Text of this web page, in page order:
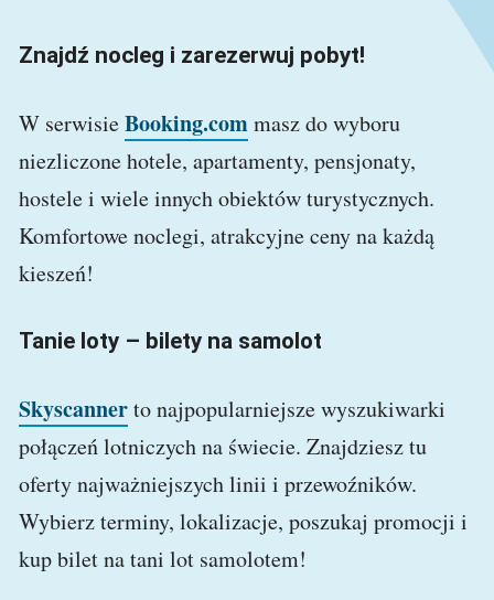
Znajdź nocleg i zarezerwuj pobyt!
W serwisieBooking.commasz do wyboru
niezliczone hotele, apartamenty, pensjonaty,
hostele i wiele innych obiektów turystycznych.
Komfortowe noclegi, atrakcyjne ceny na każdą
kieszeń!
Tanie loty – bilety na samolot
Skyscannerto najpopularniejsze wyszukiwarki
połączeń lotniczych na świecie. Znajdziesz tu
oferty najważniejszych linii i przewoźników.
Wybierz terminy, lokalizacje, poszukaj promocji i
kup bilet na tani lot samolotem!